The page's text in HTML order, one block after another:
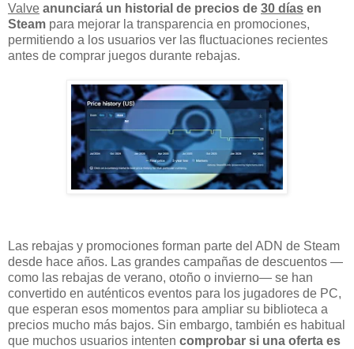
Valve anunciará un historial de precios de 30 días en
Steam para mejorar la transparencia en promociones,
permitiendo a los usuarios ver las fluctuaciones recientes
antes de comprar juegos durante rebajas.
Las rebajas y promociones forman parte del ADN de Steam
desde hace años. Las grandes campañas de descuentos —
como las rebajas de verano, otoño o invierno— se han
convertido en auténticos eventos para los jugadores de PC,
que esperan esos momentos para ampliar su biblioteca a
precios mucho más bajos. Sin embargo, también es habitual
que muchos usuarios intenten comprobar si una oferta es